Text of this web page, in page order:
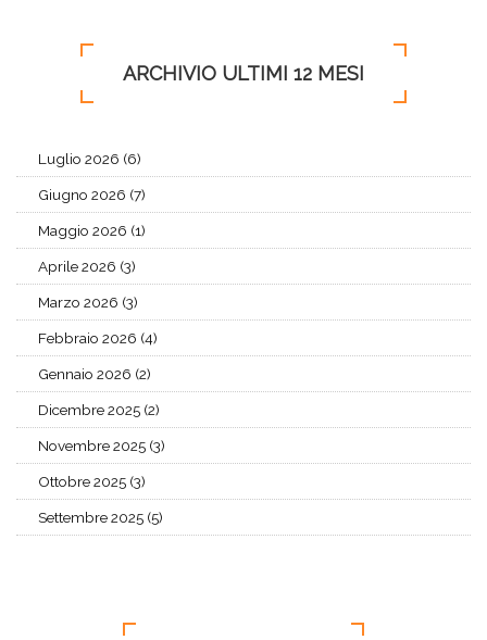
ARCHIVIO ULTIMI 12 MESI
Luglio 2026 (6)
Giugno 2026 (7)
Maggio 2026 (1)
Aprile 2026 (3)
Marzo 2026 (3)
Febbraio 2026 (4)
Gennaio 2026 (2)
Dicembre 2025 (2)
Novembre 2025 (3)
Ottobre 2025 (3)
Settembre 2025 (5)